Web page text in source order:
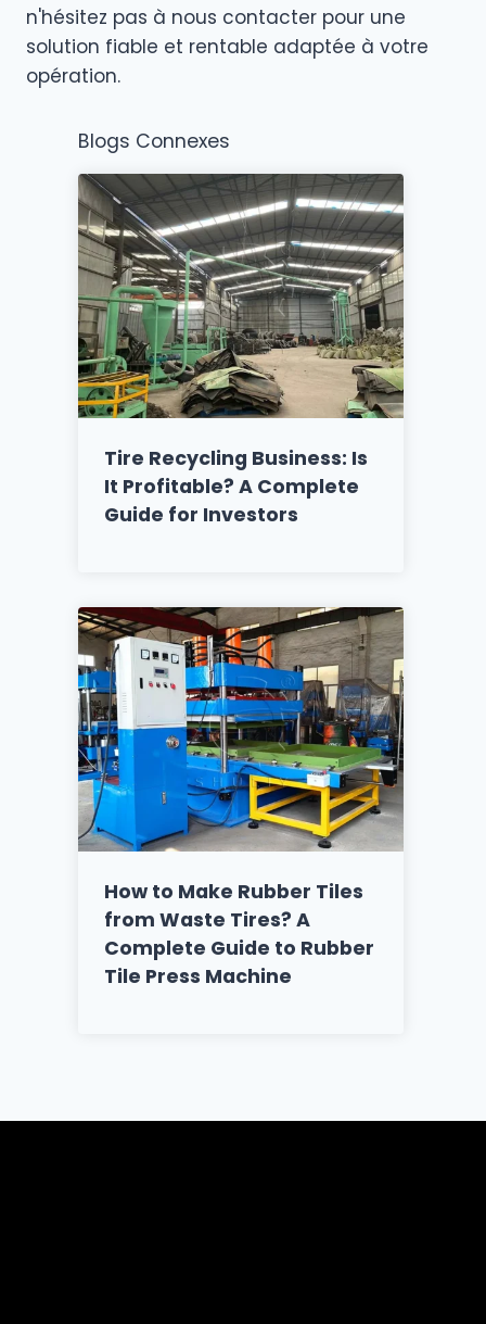
n'hésitez pas à nous contacter pour une
solution fiable et rentable adaptée à votre
opération.
Blogs Connexes
Tire Recycling Business: Is
It Profitable? A Complete
Guide for Investors
How to Make Rubber Tiles
from Waste Tires? A
Complete Guide to Rubber
Tile Press Machine